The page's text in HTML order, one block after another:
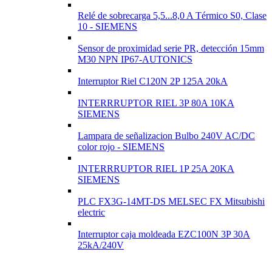
Relé de sobrecarga 5,5...8,0 A Térmico S0, Clase
10 - SIEMENS
Sensor de proximidad serie PR, detección 15mm
M30 NPN IP67-AUTONICS
Interruptor Riel C120N 2P 125A 20kA
INTERRRUPTOR RIEL 3P 80A 10KA
SIEMENS
Lampara de señalizacion Bulbo 240V AC/DC
color rojo - SIEMENS
INTERRRUPTOR RIEL 1P 25A 20KA
SIEMENS
PLC FX3G-14MT-DS MELSEC FX Mitsubishi
electric
Interruptor caja moldeada EZC100N 3P 30A
25kA/240V